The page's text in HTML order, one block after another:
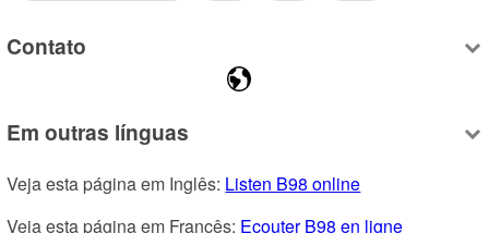
Contato
Em outras línguas
Veja esta página em Inglês: Listen B98 online
Veja esta página em Francês: Ecouter B98 en ligne